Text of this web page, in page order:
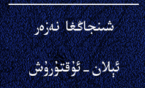
شىنجاڭغا نەزەر
ئېلان-ئۇقتۇرۇش